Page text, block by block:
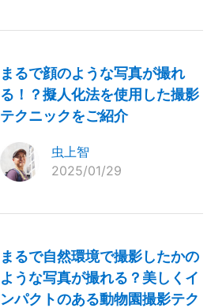
まるで顔のような写真が撮れ
る！？擬人化法を使用した撮影
テクニックをご紹介
虫上智
2025/01/29
まるで自然環境で撮影したかの
ような写真が撮れる？美しくイ
ンパクトのある動物園撮影テク